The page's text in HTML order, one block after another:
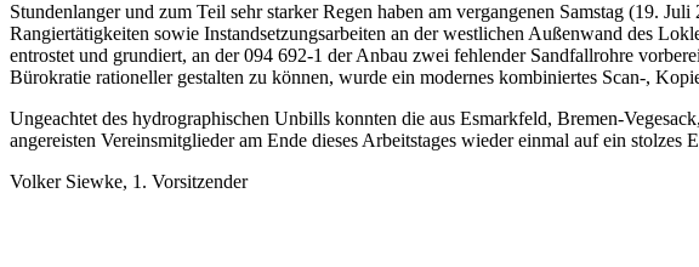
Stundenlanger und zum Teil sehr starker Regen haben am vergangenen Samstag (19.
Rangiertätigkeiten sowie Instandsetzungsarbeiten an der westlichen Außenwand des
entrostet und grundiert, an der 094 692-1 der Anbau zwei fehlender Sandfallrohre
Bürokratie rationeller gestalten zu können, wurde ein modernes kombiniertes Scan-,
Ungeachtet des hydrographischen Unbills konnten die aus Esmarkfeld, Bremen-
angereisten Vereinsmitglieder am Ende dieses Arbeitstages wieder einmal auf ein
Volker Siewke, 1. Vorsitzender